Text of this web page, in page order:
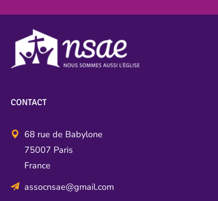
CONTACT
68 rue de Babylone
75007 Paris
France
assocnsae@gmail.com